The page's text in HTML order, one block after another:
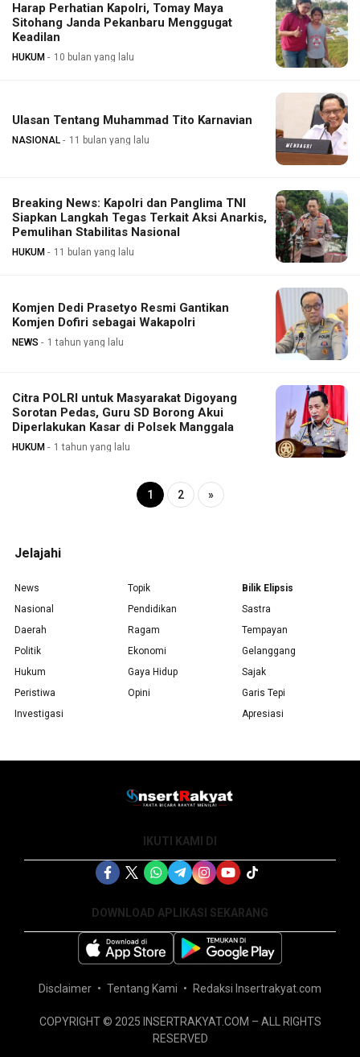
Harap Perhatian Kapolri, Tomay Maya
Sitohang Janda Pekanbaru Menggugat
Keadilan
HUKUM 10 bulan yang lalu
Ulasan Tentang Muhammad Tito Karnavian
NASIONAL 11 bulan yang lalu
Breaking News: Kapolri dan Panglima TNI
Siapkan Langkah Tegas Terkait Aksi Anarkis,
Pemulihan Stabilitas Nasional
HUKUM 11 bulan yang lalu
Komjen Dedi Prasetyo Resmi Gantikan
Komjen Dofiri sebagai Wakapolri
NEWS 1 tahun yang lalu
Citra POLRI untuk Masyarakat Digoyang
Sorotan Pedas, Guru SD Borong Akui
Diperlakukan Kasar di Polsek Manggala
HUKUM 1 tahun yang lalu
1 2 »
Jelajahi
News
Nasional
Daerah
Politik
Hukum
Peristiwa
Investigasi
Topik
Pendidikan
Ragam
Ekonomi
Gaya Hidup
Opini
Bilik Elipsis
Sastra
Tempayan
Gelanggang
Sajak
Garis Tepi
Apresiasi
IKUTI KAMI DI
DOWNLOAD APLIKASI SEKARANG
Disclaimer Tentang Kami Redaksi Insertrakyat.com
COPYRIGHT © 2025 INSERTRAKYAT.COM – ALL RIGHTS
RESERVED